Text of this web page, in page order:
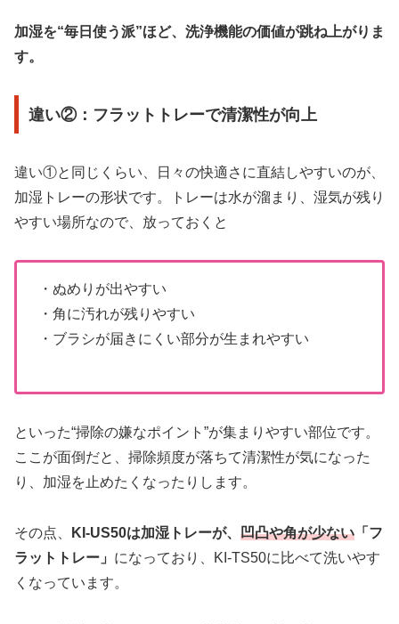
加湿を“毎日使う派”ほど、洗浄機能の価値が跳ね上がりま
す。
違い②：フラットトレーで清潔性が向上
違い①と同じくらい、日々の快適さに直結しやすいのが、
加湿トレーの形状です。トレーは水が溜まり、湿気が残り
やすい場所なので、放っておくと
・ぬめりが出やすい
・角に汚れが残りやすい
・ブラシが届きにくい部分が生まれやすい
といった“掃除の嫌なポイント”が集まりやすい部位です。
ここが面倒だと、掃除頻度が落ちて清潔性が気になった
り、加湿を止めたくなったりします。
その点、 KI-US50は加湿トレーが、 凹凸や角が少ない 「フ
ラットトレー」 になっており、KI-TS50に比べて洗いやす
くなっています。